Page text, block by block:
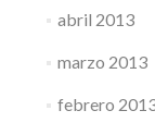
abril 2013
marzo 2013
febrero